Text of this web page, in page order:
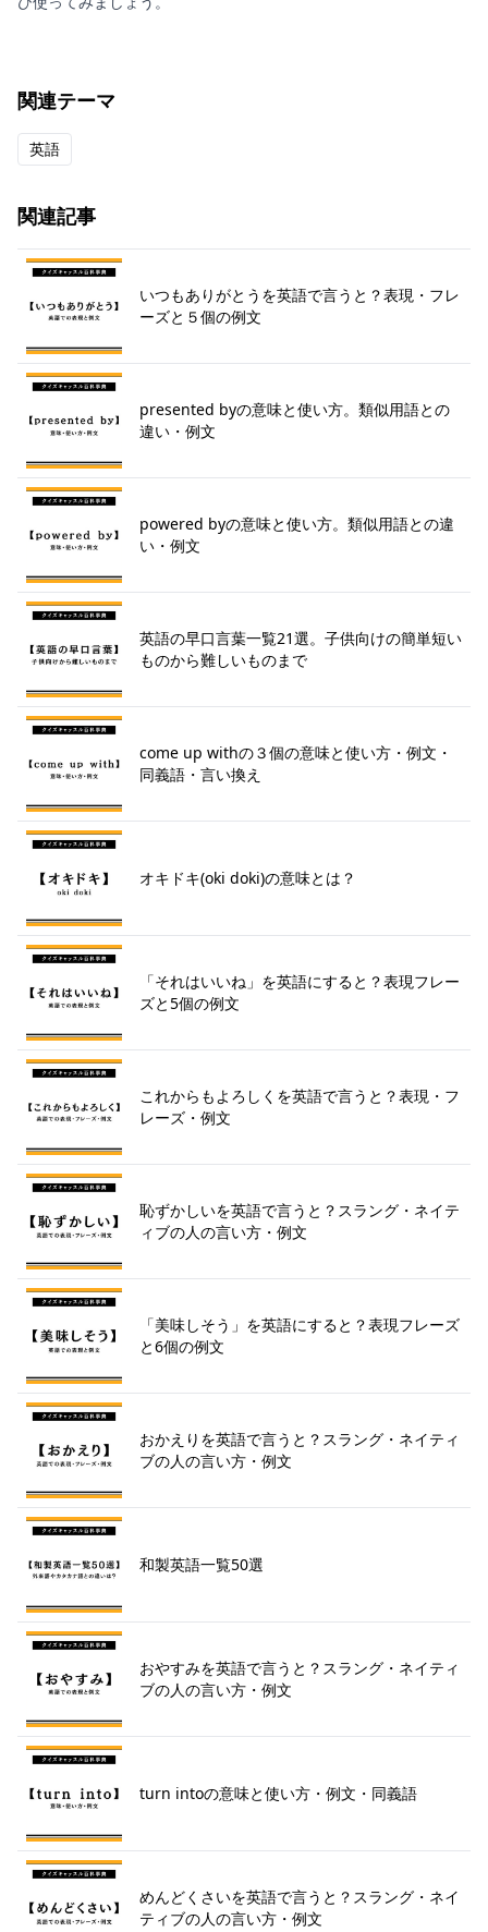
関連テーマ
英語
関連記事
いつもありがとうを英語で言うと？表現・フレ
ーズと５個の例文
presented byの意味と使い方。類似用語との
違い・例文
powered byの意味と使い方。類似用語との違
い・例文
英語の早口言葉一覧21選。子供向けの簡単短い
ものから難しいものまで
come up withの３個の意味と使い方・例文・
同義語・言い換え
オキドキ(oki doki)の意味とは？
「それはいいね」を英語にすると？表現フレー
ズと5個の例文
これからもよろしくを英語で言うと？表現・フ
レーズ・例文
恥ずかしいを英語で言うと？スラング・ネイテ
ィブの人の言い方・例文
「美味しそう」を英語にすると？表現フレーズ
と6個の例文
おかえりを英語で言うと？スラング・ネイティ
ブの人の言い方・例文
和製英語一覧50選
おやすみを英語で言うと？スラング・ネイティ
ブの人の言い方・例文
turn intoの意味と使い方・例文・同義語
めんどくさいを英語で言うと？スラング・ネイ
ティブの人の言い方・例文